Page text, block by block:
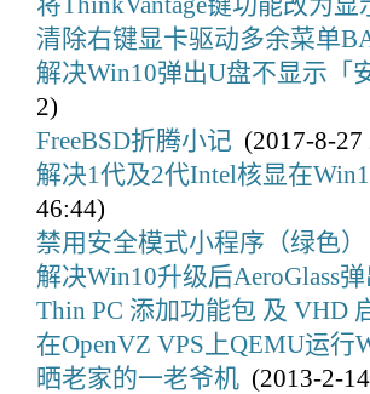
清除右键显卡驱动多余菜单
解决Win10弹出U盘不显示「
2)
FreeBSD折腾小记 (2017-8-27
解决1代及2代Intel核显在
46:44)
禁用安全模式小程序（绿色）
解决Win10升级后AeroGlass
Thin PC 添加功能包 及 VHD
在OpenVZ VPS上QEMU运行
晒老家的一老爷机 (2013-2-